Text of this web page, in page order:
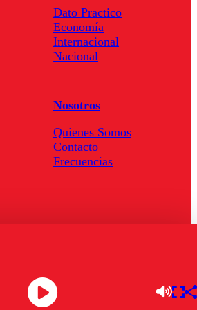
Dato Practico
Economía
Internacional
Nacional
Nosotros
Quienes Somos
Contacto
Frecuencias